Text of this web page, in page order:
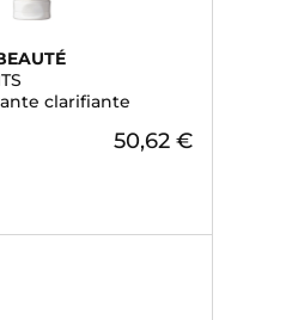
clarifiante
50,62 €